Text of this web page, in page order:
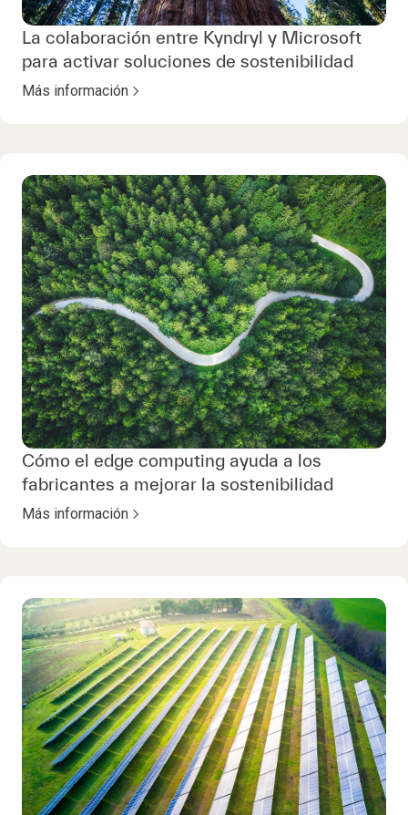
La colaboración entre Kyndryl y Microsoft
para activar soluciones de sostenibilidad
Más información
Cómo el edge computing ayuda a los
fabricantes a mejorar la sostenibilidad
Más información